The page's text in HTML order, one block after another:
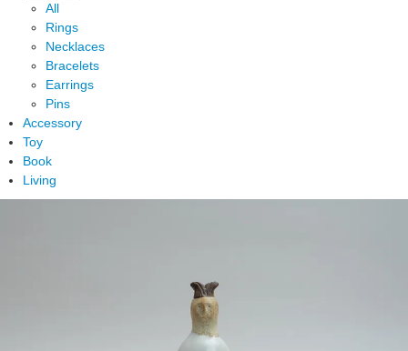
All
Rings
Necklaces
Bracelets
Earrings
Pins
Accessory
Toy
Book
Living